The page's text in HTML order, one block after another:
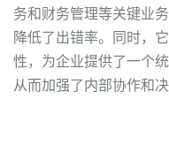
务和财务管理等关键业
降低了出错率。同时，
性，为企业提供了一个
从而加强了内部协作和决